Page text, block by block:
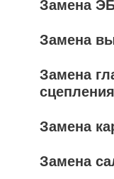
Замена
Замена
Замена
сцепления
Замена
Замена